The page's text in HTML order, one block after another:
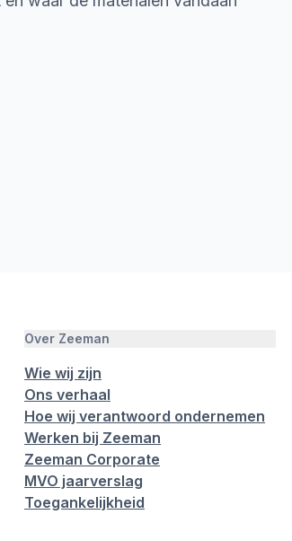
Over Zeeman
Wie wij zijn
Ons verhaal
Hoe wij verantwoord ondernemen
Werken bij Zeeman
Zeeman Corporate
MVO jaarverslag
Toegankelijkheid